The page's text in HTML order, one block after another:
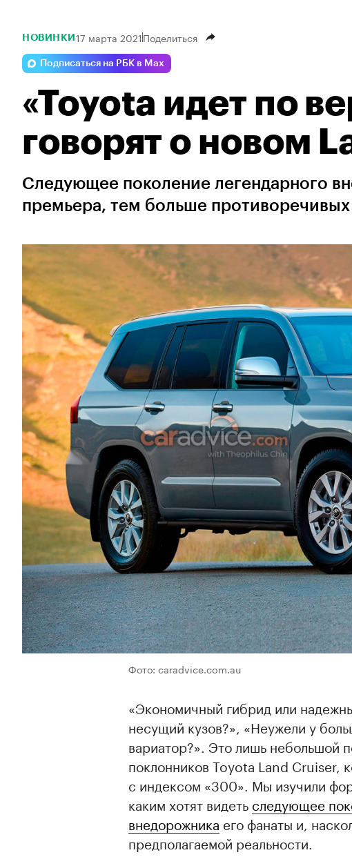
НОВИНКИ 17 марта 2021Поделиться
Подписаться на РБК в Max
«Toyota идет по
говорят о новом
Следующее поколение легендарного
премьера, тем больше противоречивых
Фото: caradvice.com.au
«Экономичный гибрид или
несущий кузов?», «Неужели у
вариатор?». Это лишь небольшой
поклонников Toyota Land Cruiser,
с индексом «300». Мы изучили
каким хотят видеть следующее
внедорожника его фанаты и,
предполагаемой реальности.